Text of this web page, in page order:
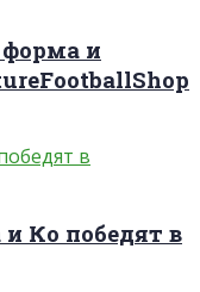
и
Ко победят в